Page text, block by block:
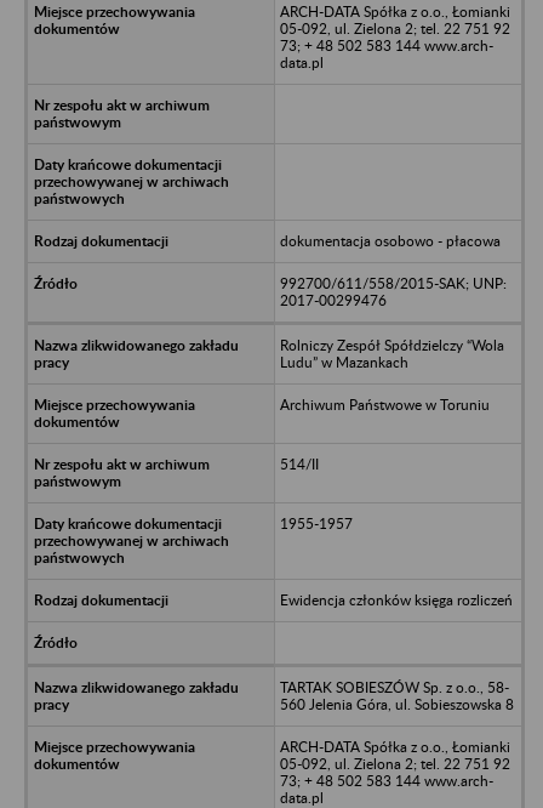
ARCH-DATA Spółka z o.o., Łomianki
05-092, ul. Zielona 2; tel. 22 751 92
73; + 48 502 583 144 www.arch-
data.pl
dokumentacja osobowo - płacowa
992700/611/558/2015-SAK; UNP:
2017-00299476
Rolniczy Zespół Spółdzielczy “Wola
Ludu” w Mazankach
Archiwum Państwowe w Toruniu
514/II
1955-1957
Ewidencja członków księga rozliczeń
TARTAK SOBIESZÓW Sp. z o.o., 58-
560 Jelenia Góra, ul. Sobieszowska 8
ARCH-DATA Spółka z o.o., Łomianki
05-092, ul. Zielona 2; tel. 22 751 92
73; + 48 502 583 144 www.arch-
data.pl